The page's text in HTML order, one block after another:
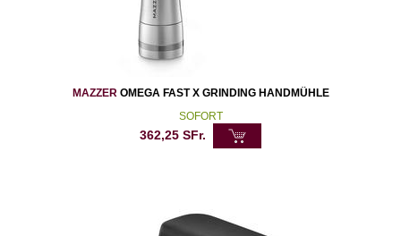
MAZZER OMEGA FAST X GRINDING HANDMÜHLE
SOFORT
362,25 SFr.